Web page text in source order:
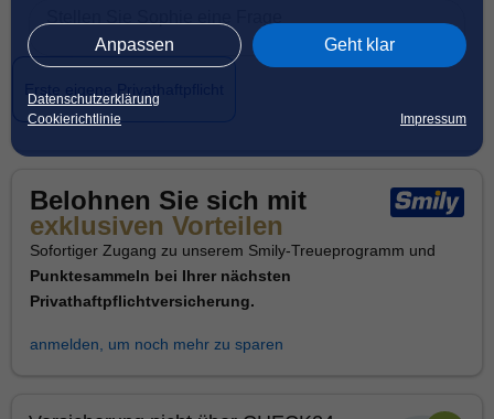
Anpassen Geht klar
Datenschutzerklärung
Cookierichtlinie
Impressum
Erste eigene Privathaftpflicht
Belohnen Sie sich mit
exklusiven Vorteilen
Sofortiger Zugang zu unserem Smily-Treueprogramm und
Punktesammeln bei Ihrer nächsten
Privathaftpflichtversicherung.
anmelden, um noch mehr zu sparen